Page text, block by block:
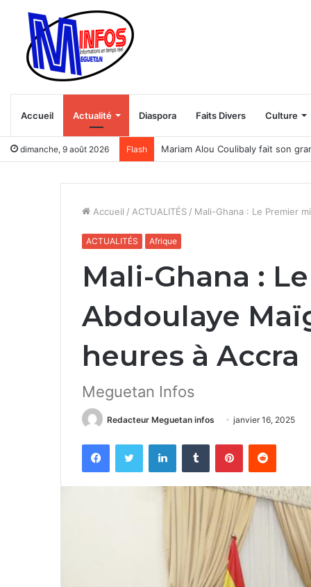
Accueil Actualité Diaspora Faits Divers Culture
dimanche, 9 août 2026 Flash Mariam Alou Coulibaly fait son
Accueil / ACTUALITÉS / Mali-Ghana : Le Premier
ACTUALITÉS Afrique
Mali-Ghana :
Abdoulaye
heures à Accra
Meguetan Infos
Redacteur Meguetan infos janvier 16, 2025